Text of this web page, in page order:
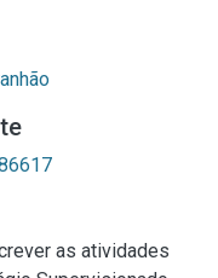
as atividades